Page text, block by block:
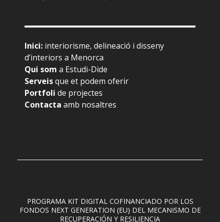
Inici: interiorisme, delineació i disseny
d’interiors a Menorca
Qui som a Estudi-Dide
Serveisque et podem oferir
Portfoli de projectes
Contacta amb nosaltres
PROGRAMA KIT DIGITAL COFINANCIADO POR LOS
FONDOS NEXT GENERATION (EU) DEL MECANISMO DE
RECUPERACIÓN Y RESILIENCIA